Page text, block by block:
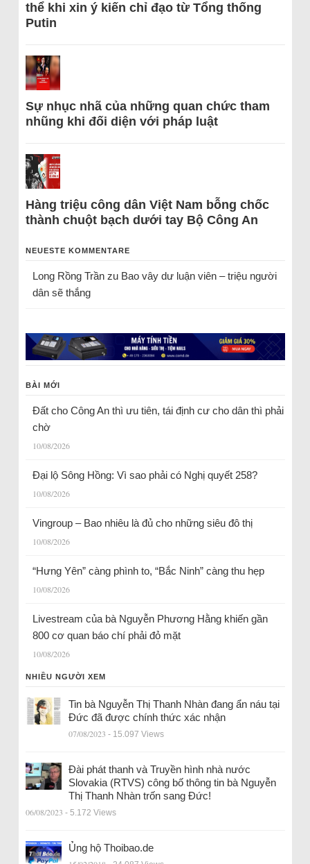
thể khi xin ý kiến chỉ đạo từ Tổng thống
Putin
Sự nhục nhã của những quan chức tham
nhũng khi đối diện với pháp luật
Hàng triệu công dân Việt Nam bỗng chốc
thành chuột bạch dưới tay Bộ Công An
NEUESTE KOMMENTARE
Long Rồng Trầnzu Bao vây dư luận viên – triệu người
dân sẽ thắng
BÀI MỚI
Đất cho Công An thì ưu tiên, tái định cư cho dân thì phải
chờ
10/08/2026
Đại lộ Sông Hồng: Vì sao phải có Nghị quyết 258?
10/08/2026
Vingroup – Bao nhiêu là đủ cho những siêu đô thị
10/08/2026
“Hưng Yên” càng phình to, “Bắc Ninh” càng thu hẹp
10/08/2026
Livestream của bà Nguyễn Phương Hằng khiến gần
800 cơ quan báo chí phải đỏ mặt
10/08/2026
NHIỀU NGƯỜI XEM
Tin bà Nguyễn Thị Thanh Nhàn đang ẩn náu tại
Đức đã được chính thức xác nhận
07/08/2023 - 15.097 Views
Đài phát thanh và Truyền hình nhà nước
Slovakia (RTVS) công bố thông tin bà Nguyễn
Thị Thanh Nhàn trốn sang Đức!
06/08/2023 - 5.172 Views
Ủng hộ Thoibao.de